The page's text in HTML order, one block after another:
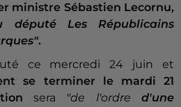
ministre Sébastien Lecornu,
député Les Républicains
.
ce mercredi 24 juin et
se terminer le mardi 21
sera "de l'ordred'une